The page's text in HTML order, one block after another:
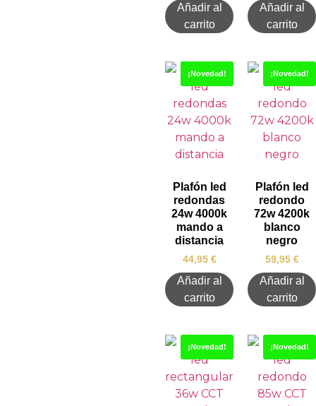
Añadir al
carrito
Añadir al
carrito
¡Novedad!
Plafón led
redondas
24w 4000k
mando a
distancia
44,95 €
Añadir al
carrito
¡Novedad!
Plafón led
redondo
72w 4200k
blanco
negro
59,95 €
Añadir al
carrito
¡Novedad! ¡Novedad!